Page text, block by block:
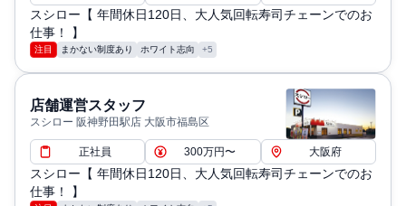
スシロー【 年間休日120日、大人気回転寿司チェーンでのお
仕事！ 】
注目 まかない制度あり ホワイト志向 +5
店舗運営スタッフ
スシロー 阪神野田駅店 大阪市福島区
正社員 300万円〜 大阪府
スシロー【 年間休日120日、大人気回転寿司チェーンでのお
仕事！ 】